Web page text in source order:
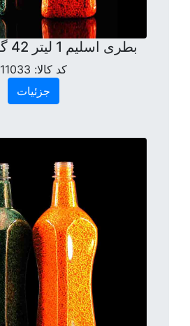
بطری اسلیم 1 لیتر 42 گرم دهانه 28
کد کالا: 11033
جزئیات